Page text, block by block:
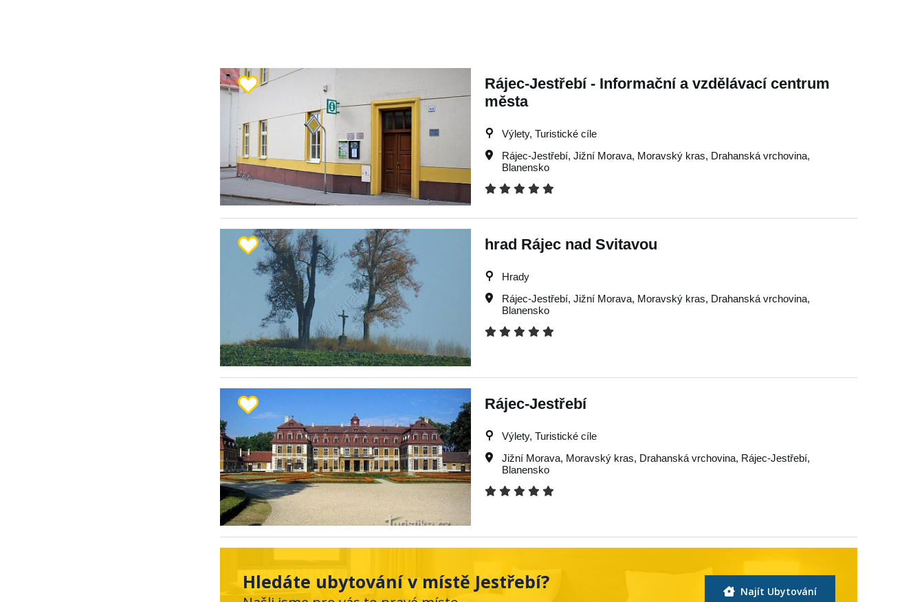
Rájec-Jestřebí - Informační a vzdělávací centrum
města
Výlety, Turistické cíle
Rájec-Jestřebí, Jižní Morava, Moravský kras, Drahanská vrchovina,
Blanensko
hrad Rájec nad Svitavou
Hrady
Rájec-Jestřebí, Jižní Morava, Moravský kras, Drahanská vrchovina,
Blanensko
Rájec-Jestřebí
Výlety, Turistické cíle
Jižní Morava, Moravský kras, Drahanská vrchovina, Rájec-Jestřebí,
Blanensko
Hledáte ubytování v místě Jestřebí? Najít Ubytování